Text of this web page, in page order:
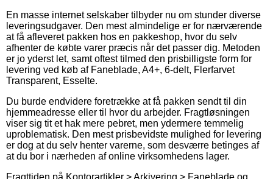
En masse internet selskaber tilbyder nu om stunder diverse
leveringsudgaver. Den mest almindelige er for nærværende
at få afleveret pakken hos en pakkeshop, hvor du selv
afhenter de købte varer præcis når det passer dig. Metoden
er jo yderst let, samt oftest tilmed den prisbilligste form for
levering ved køb af Faneblade, A4+, 6-delt, Flerfarvet
Transparent, Esselte.
Du burde endvidere foretrække at få pakken sendt til din
hjemmeadresse eller til hvor du arbejder. Fragtløsningen
viser sig tit et hak mere pebret, men ydermere temmelig
uproblematisk. Den mest prisbevidste mulighed for levering
er dog at du selv henter varerne, som desværre betinges af
at du bor i nærheden af online virksomhedens lager.
Fragttiden på Kontorartikler > Arkivering > Faneblade og